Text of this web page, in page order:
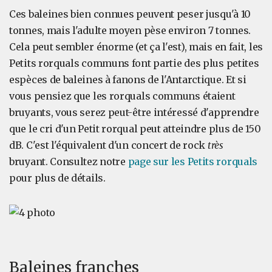
Ces baleines bien connues peuvent peser jusqu'à 10
tonnes, mais l'adulte moyen pèse environ 7 tonnes.
Cela peut sembler énorme (et ça l'est), mais en fait, les
Petits rorquals communs font partie des plus petites
espèces de baleines à fanons de l'Antarctique. Et si
vous pensiez que les rorquals communs étaient
bruyants, vous serez peut-être intéressé d'apprendre
que le cri d'un Petit rorqual peut atteindre plus de 150
dB. C'est l'équivalent d'un concert de rock très
bruyant. Consultez notre page sur les Petits rorquals
pour plus de détails.
Baleines franches